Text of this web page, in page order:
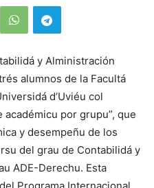
y Alministración
alumnos de la Facultá
d’Uviéu col
por grupu”, que
y desempeñu de los
del grau de Contabilidá y
ADE-Derechu. Esta